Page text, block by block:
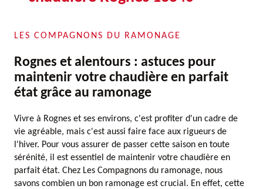
LES COMPAGNONS DU RAMONAGE
Rognes et alentours : astuces pour
maintenir votre chaudière en parfait
état grâce au ramonage
Vivre à Rognes et ses environs, c'est profiter d'un cadre de
vie agréable, mais c'est aussi faire face aux rigueurs de
l'hiver. Pour vous assurer de passer cette saison en toute
sérénité, il est essentiel de maintenir votre chaudière en
parfait état. Chez Les Compagnons du ramonage, nous
savons combien un bon ramonage est crucial. En effet, cette